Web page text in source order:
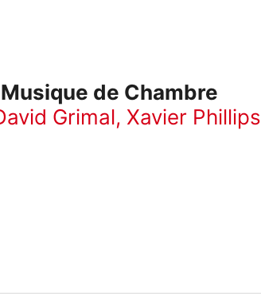
de Chambre
Grimal, Xavier Phillips